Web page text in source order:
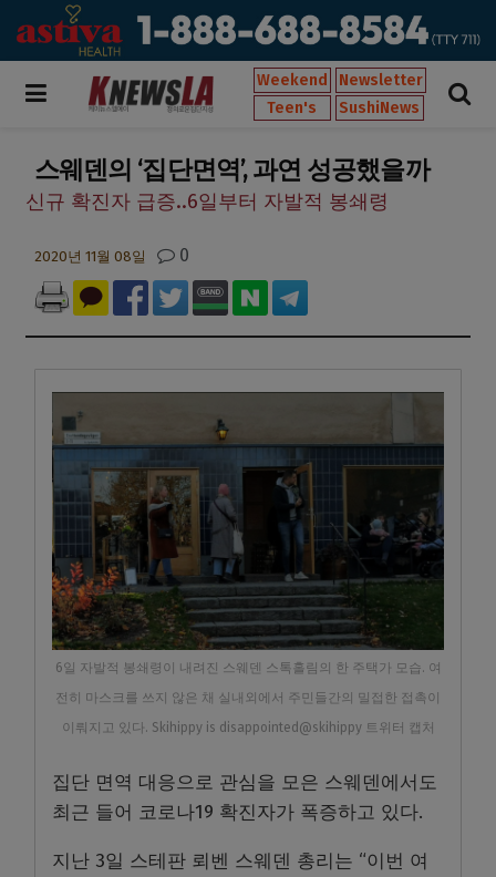
Weekend
Newsletter
Teen's
SushiNews
스웨덴의 ‘집단면역’, 과연 성공했을까
신규 확진자 급증..6일부터 자발적 봉쇄령
2020년 11월 08일 0
6일 자발적 봉쇄령이 내려진 스웨덴 스톡홀림의 한 주택가 모습. 여
전히 마스크를 쓰지 않은 채 실내외에서 주민들간의 밀접한 접촉이
이뤄지고 있다. Skihippy is disappointed@skihippy 트위터 캡처
집단 면역 대응으로 관심을 모은 스웨덴에서도
최근 들어 코로나19 확진자가 폭증하고 있다.
지난 3일 스테판 뢰벤 스웨덴 총리는 “이번 여